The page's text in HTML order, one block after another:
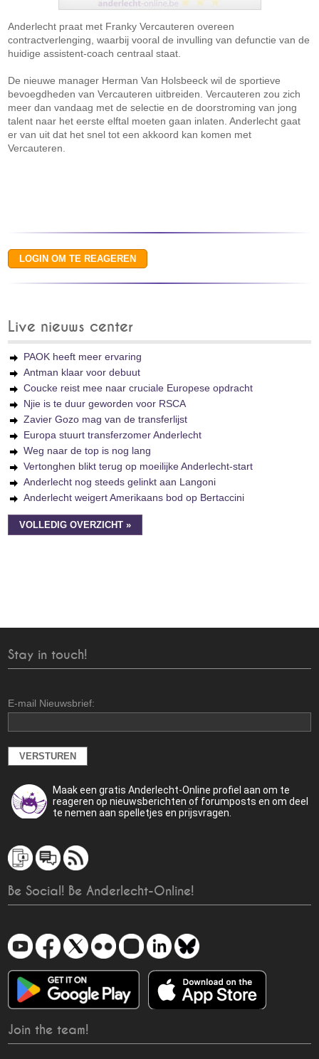
Anderlecht praat met Franky Vercauteren overeen
contractverlenging, waarbij vooral de invulling van defunctie van de
huidige assistent-coach centraal staat.
De nieuwe manager Herman Van Holsbeeck wil de sportieve
bevoegdheden van Vercauteren uitbreiden. Vercauteren zou zich
meer dan vandaag met de selectie en de doorstroming van jong
talent naar het eerste elftal moeten gaan inlaten. Anderlecht gaat
er van uit dat het snel tot een akkoord kan komen met
Vercauteren.
Live nieuws center
PAOK heeft meer ervaring
Antman klaar voor debuut
Coucke reist mee naar cruciale Europese opdracht
Njie is te duur geworden voor RSCA
Zavier Gozo mag van de transferlijst
Europa stuurt transferzomer Anderlecht
Weg naar de top is nog lang
Vertonghen blikt terug op moeilijke Anderlecht-start
Anderlecht nog steeds gelinkt aan Langoni
Anderlecht weigert Amerikaans bod op Bertaccini
VOLLEDIG OVERZICHT »
Stay in touch!
E-mail Nieuwsbrief:
Maak een gratis Anderlecht-Online profiel aan om te
reageren op nieuwsberichten of forumposts en om deel
te nemen aan spelletjes en prijsvragen.
Be Social! Be Anderlecht-Online!
Join the team!